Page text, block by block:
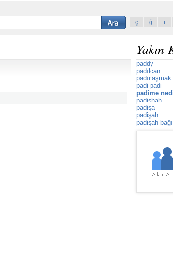
ç
ğ ı
Yakın
paddy
padılcan
padırlaşmak
padi padi
padime
padishah
padişa
padişah
padişah